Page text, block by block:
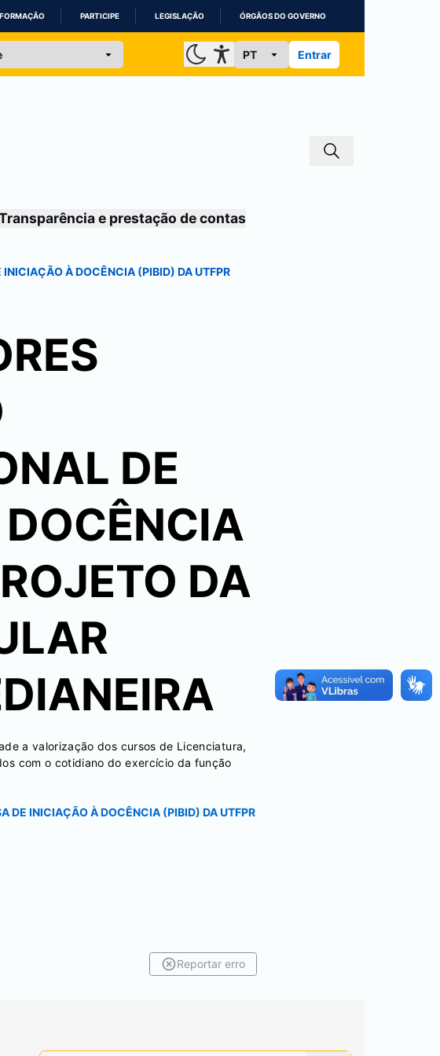
PARTICIPE LEGISLAÇÃO ÓRGÃOS DO GOVERNO
Entrar
e prestação de contas
INICIAÇÃO À DOCÊNCIA (PIBID) DA UTFPR
DE
DA
a valorização dos cursos de Licenciatura,
com o cotidiano do exercício da função
DE INICIAÇÃO À DOCÊNCIA (PIBID) DA UTFPR
Reportar erro